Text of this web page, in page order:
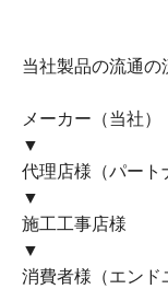
当社製品の流通の
メーカー（当社）
▼
代理店様（パート
▼
施工工事店様
▼
消費者様（エンド